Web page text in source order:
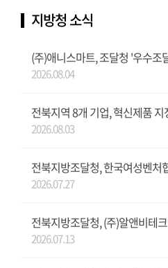
지방청 소식
(주)애니스마트, 조달청 '우수조
2026.08.04
전북지역 8개 기업, 혁신제품
2026.08.03
전북지방조달청, 한국여성벤처
2026.07.27
전북지방조달청, (주)알앤비테
2026.07.13